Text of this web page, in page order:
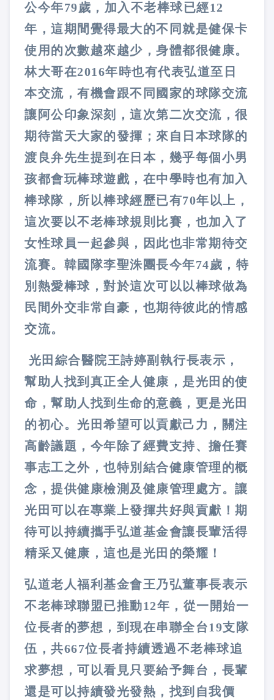
公今年79歲，加入不老棒球已經12
年，這期間覺得最大的不同就是健保卡
使用的次數越來越少，身體都很健康。
林大哥在2016年時也有代表弘道至日
本交流，有機會跟不同國家的球隊交流
讓阿公印象深刻，這次第二次交流，很
期待當天大家的發揮；來自日本球隊的
渡良弁先生提到在日本，幾乎每個小男
孩都會玩棒球遊戲，在中學時也有加入
棒球隊，所以棒球經歷已有70年以上，
這次要以不老棒球規則比賽，也加入了
女性球員一起參與，因此也非常期待交
流賽。韓國隊李聖洙團長今年74歲，特
別熱愛棒球，對於這次可以以棒球做為
民間外交非常自豪，也期待彼此的情感
交流。
光田綜合醫院王詩婷副執行長表示，
幫助人找到真正全人健康，是光田的使
命，幫助人找到生命的意義，更是光田
的初心。光田希望可以貢獻己力，關注
高齡議題，今年除了經費支持、擔任賽
事志工之外，也特別結合健康管理的概
念，提供健康檢測及健康管理處方。讓
光田可以在專業上發揮共好與貢獻！期
待可以持續攜手弘道基金會讓長輩活得
精采又健康，這也是光田的榮耀！
弘道老人福利基金會王乃弘董事長表示
不老棒球聯盟已推動12年，從一開始一
位長者的夢想，到現在串聯全台19支隊
伍，共667位長者持續透過不老棒球追
求夢想，可以看見只要給予舞台，長輩
還是可以持續發光發熱，找到自我價